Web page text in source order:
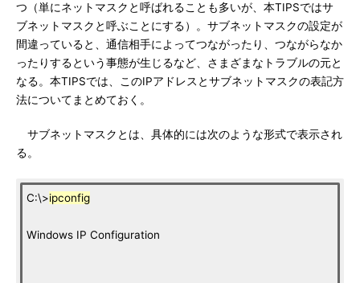
つ（単にネットマスクと呼ばれることも多いが、本TIPSではサ
ブネットマスクと呼ぶことにする）。サブネットマスクの設定が
間違っていると、通信相手によってつながったり、つながらなか
ったりするという事態が生じるなど、さまざまなトラブルの元と
なる。本TIPSでは、このIPアドレスとサブネットマスクの表記方
法についてまとめておく。
サブネットマスクとは、具体的には次のような形式で表示され
る。
C:\>ipconfig
Windows IP Configuration